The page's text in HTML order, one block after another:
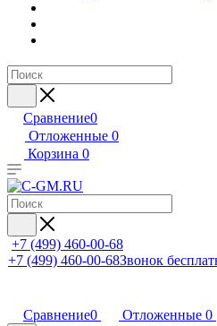
Сравнение0
Отложенные 0
Корзина 0
+7 (499) 460-00-68
+7 (499) 460-00-68Звонок
Сравнение0 Отложенные 0